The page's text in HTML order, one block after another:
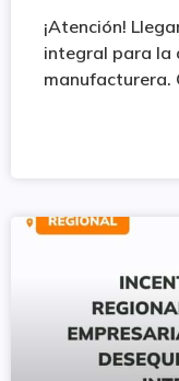
¡Atención!
integral para la
manufacturera.